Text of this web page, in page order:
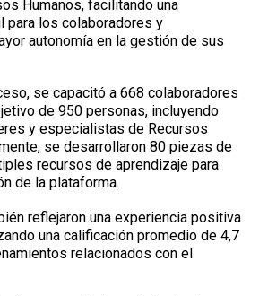
Humanos, facilitando una
para los colaboradores y
autonomía en la gestión de sus
se capacitó a 668 colaboradores
de 950 personas, incluyendo
y especialistas de Recursos
se desarrollaron 80 piezas de
recursos de aprendizaje para
de la plataforma.
reflejaron una experiencia positiva
una calificación promedio de 4,7
relacionados con el